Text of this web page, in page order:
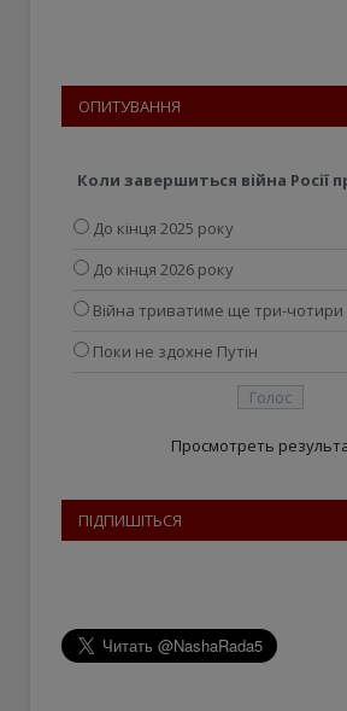
ОПИТУВАННЯ
Коли завершиться війна Росії
До кінця 2025 року
До кінця 2026 року
Війна триватиме ще три-чотири
Поки не здохне Путін
Просмотреть
ПІДПИШІТЬСЯ